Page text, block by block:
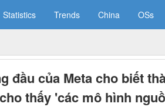
Statistics Trends China OSs
đầu của Meta cho biết
thấy 'các mô hình